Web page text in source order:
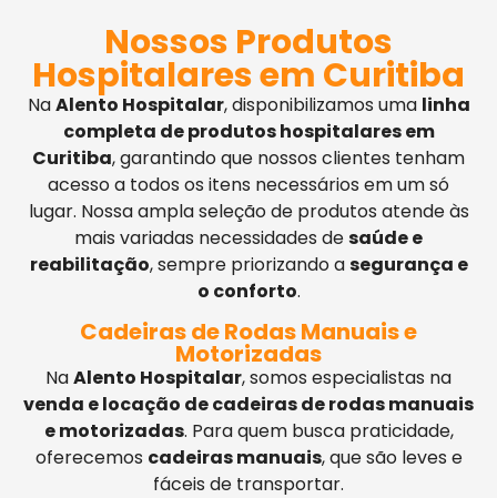
Nossos Produtos
Hospitalares em Curitiba
NaAlento Hospitalar, disponibilizamos uma linha
completa de produtos hospitalares em
Curitiba, garantindo que nossos clientes tenham
acesso a todos os itens necessários em um só
lugar. Nossa ampla seleção de produtos atende às
mais variadas necessidades desaúde e
reabilitação, sempre priorizando asegurança e
o conforto.
Cadeiras de Rodas Manuais e
Motorizadas
NaAlento Hospitalar, somos especialistas na
venda e locação de cadeiras de rodas manuais
e motorizadas. Para quem busca praticidade,
oferecemos cadeiras manuais, que são leves e
fáceis de transportar.